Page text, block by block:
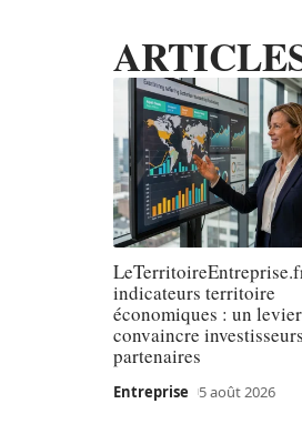
indicateurs territoire
économiques : un
convaincre
partenaires
Entreprise 5 août 2026